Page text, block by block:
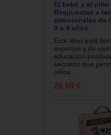
El bebé y el
Respuestas a
emocionales de
0 a 4 años.
Este libro está
expertos y de
educación
secretos que
niños...
20.50 €